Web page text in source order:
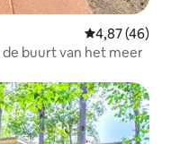
Gemiddelde
4,87 (46)
de buurt van het meer